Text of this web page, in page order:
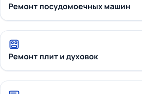
Ремонт посудомоечных машин
Ремонт плит и духовок